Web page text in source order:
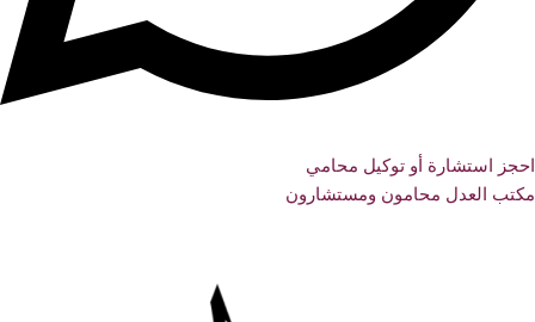
احجز استشارة أو توكيل محامي
مكتب العدل محامون ومستشارون